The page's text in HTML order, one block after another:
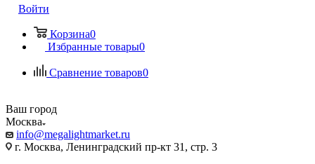
Войти
Корзина0
Избранные товары0
Сравнение товаров0
Ваш город
Москва
info@megalightmarket.ru
г. Москва, Ленинградский пр-кт 31, стр. 3